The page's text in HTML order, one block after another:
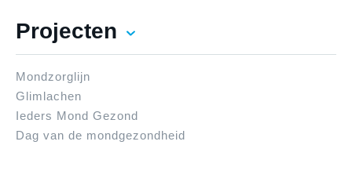
Projecten
Mondzorglijn
Glimlachen
Ieders Mond Gezond
Dag van de mondgezondheid